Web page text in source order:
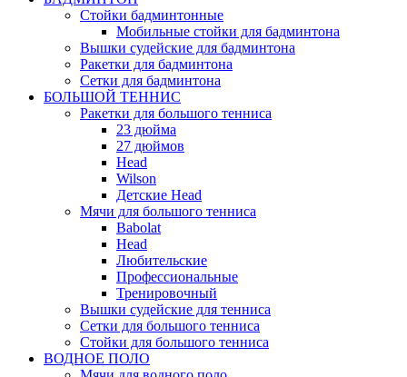
Стойки бадминтонные
Мобильные стойки для бадминтона
Вышки судейские для бадминтона
Ракетки для бадминтона
Сетки для бадминтона
БОЛЬШОЙ ТЕННИС
Ракетки для большого тенниса
23 дюйма
27 дюймов
Head
Wilson
Детские Head
Мячи для большого тенниса
Babolat
Head
Любительские
Профессиональные
Тренировочный
Вышки судейские для тенниса
Сетки для большого тенниса
Стойки для большого тенниса
ВОДНОЕ ПОЛО